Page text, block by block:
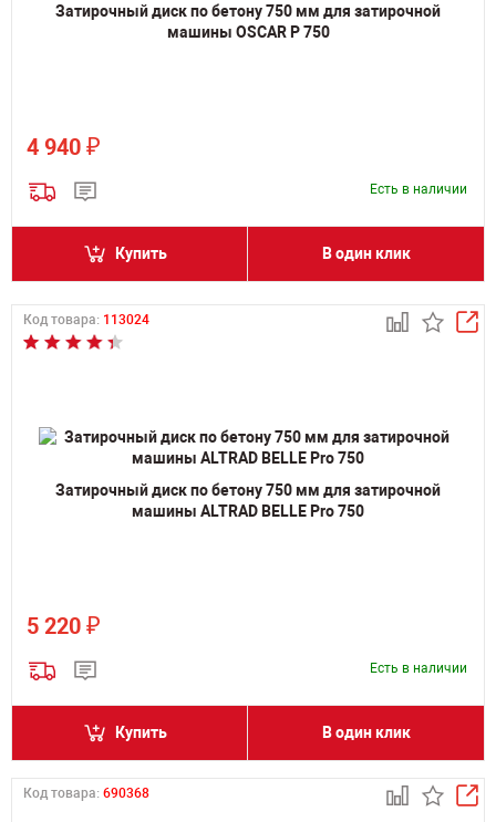
Затирочный диск по бетону 750 мм для затирочной
машины OSCAR P 750
4 940 ₽
Есть в наличии
Купить В один клик
Код товара: 113024
Затирочный диск по бетону 750 мм для затирочной
машины ALTRAD BELLE Pro 750
5 220 ₽
Есть в наличии
Купить В один клик
Код товара: 690368